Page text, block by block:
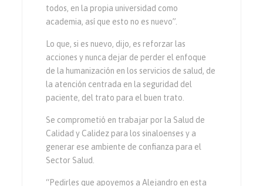
todos, en la propia universidad como
academia, así que esto no es nuevo”.
Lo que, si es nuevo, dijo, es reforzar las
acciones y nunca dejar de perder el enfoque
de la humanización en los servicios de salud, de
la atención centrada en la seguridad del
paciente, del trato para el buen trato.
Se comprometió en trabajar por la Salud de
Calidad y Calidez para los sinaloenses y a
generar ese ambiente de confianza para el
Sector Salud.
“Pedirles que apoyemos a Alejandro en esta